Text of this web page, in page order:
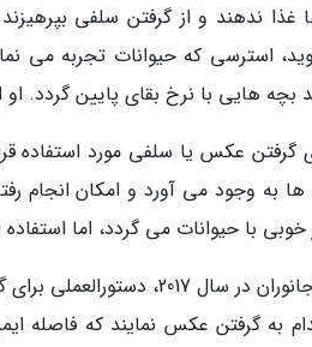
غذا ندهند و از گرفتن سلفی
استرسی که حیوانات تجربه می
بچه هایی با نرخ بقای پایین گردد.
گرفتن عکس یا سلفی مورد
به وجود می آورد و امکان انجام
خوبی با حیوانات می گردد، اما
جامعه جهانی پشتیبانی از
به گرفتن عکس نمایند که فاصله